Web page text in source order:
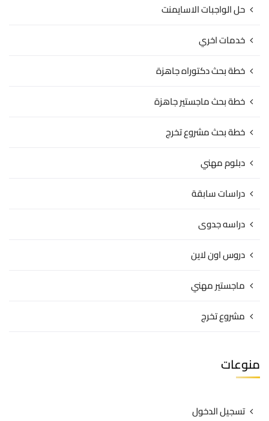
حل الواجبات الاسايمنت
خدمات اخري
خطة بحث دكتوراه جاهزة
خطة بحث ماجستير جاهزة
خطة بحث مشروع تخرج
دبلوم مهني
دراسات سابقة
دراسه جدوى
دروس اون لاين
ماجستير مهني
مشروع تخرج
منوعات
تسجيل الدخول